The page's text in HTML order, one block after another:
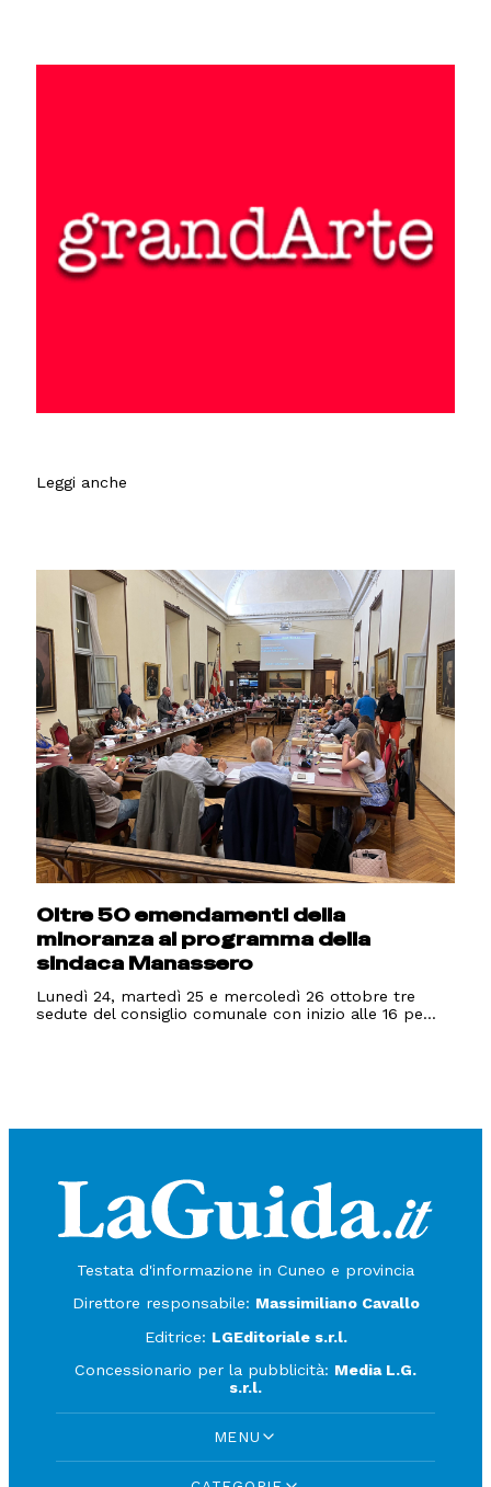
Leggi anche
Oltre 50 emendamenti della
minoranza al programma della
sindaca Manassero
Lunedì 24, martedì 25 e mercoledì 26 ottobre tre
sedute del consiglio comunale con inizio alle 16 pe...
Testata d'informazione in Cuneo e provincia
Direttore responsabile: Massimiliano Cavallo
Editrice: LGEditoriale s.r.l.
Concessionario per la pubblicità: Media L.G.
s.r.l.
MENU